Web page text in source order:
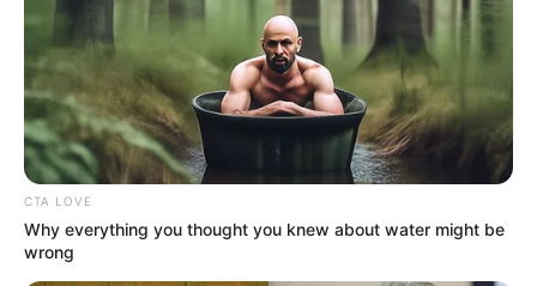
CTA LOVE
Why everything you thought you knew about water might be
wrong